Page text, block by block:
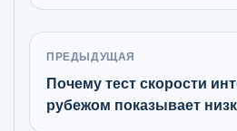
ПРЕДЫДУЩАЯ
Почему тест скорости
рубежом показывает